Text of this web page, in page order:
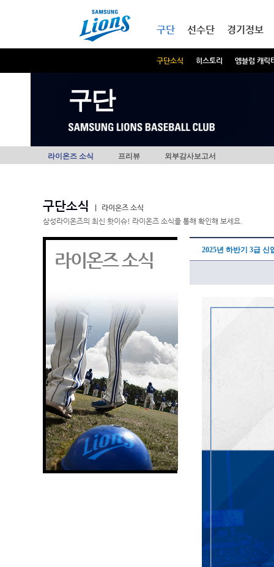
구단
구단소식 히스토리 엠블럼 캐릭
선수단 경기정보
구단
라이온즈 소식 프리뷰 외부감사보고서
구단소식
라이온즈 소식
삼성라이온즈의 최신 핫이슈! 라이온즈 소식을 통해 확인해 보세요.
라이온즈 소식 2025년 하반기 3급 신